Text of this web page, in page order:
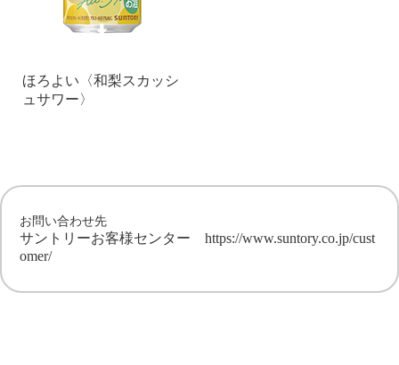
ほろよい〈和梨スカッシ
ュサワー〉
お問い合わせ先
サントリーお客様センター https://www.suntory.co.jp/cust
omer/